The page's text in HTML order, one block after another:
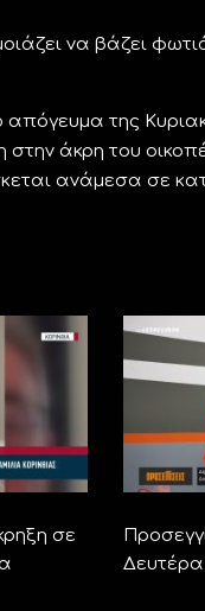
να βάζει
της
στην άκρη του
ανάμεσα σε
σε
Δευτέρα